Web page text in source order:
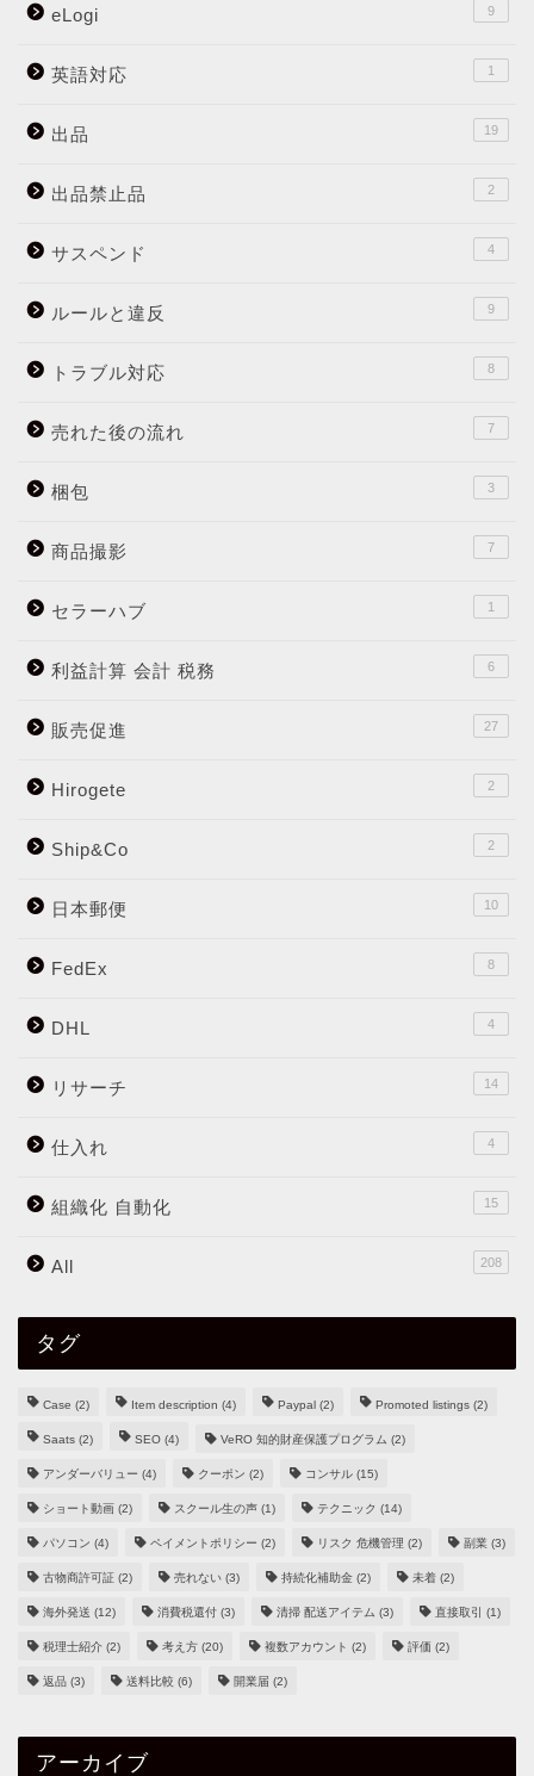
eLogi 9
英語対応 1
出品 19
出品禁止品 2
サスペンド 4
ルールと違反 9
トラブル対応 8
売れた後の流れ 7
梱包 3
商品撮影 7
セラーハブ 1
利益計算 会計 税務 6
販売促進 27
Hirogete 2
Ship&Co 2
日本郵便 10
FedEx 8
DHL 4
リサーチ 14
仕入れ 4
組織化 自動化 15
All 208
タグ
Case (2) Item description (4) Paypal (2) Promoted listings (2)
Saats (2) SEO (4) VeRO 知的財産保護プログラム (2)
アンダーバリュー (4) クーポン (2) コンサル (15)
ショート動画 (2) スクール生の声 (1) テクニック (14)
パソコン (4) ペイメントポリシー (2) リスク 危機管理 (2) 副業 (3)
古物商許可証 (2) 売れない (3) 持続化補助金 (2) 未着 (2)
海外発送 (12) 消費税還付 (3) 清掃 配送アイテム (3) 直接取引 (1)
税理士紹介 (2) 考え方 (20) 複数アカウント (2) 評価 (2)
返品 (3) 送料比較 (6) 開業届 (2)
アーカイブ